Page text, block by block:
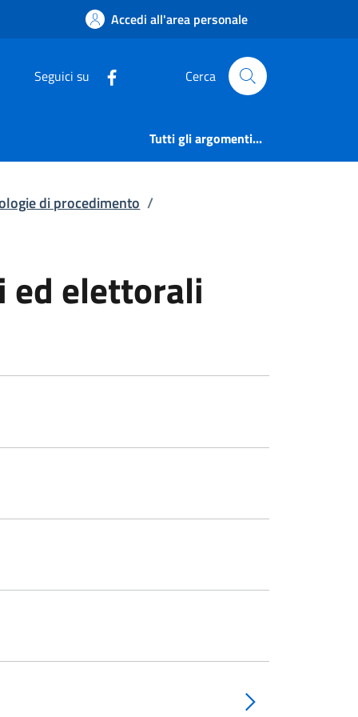
di Accedi all'area personale
Seguici su Cerca
Tutti gli argomenti...
di procedimento /
ed elettorali